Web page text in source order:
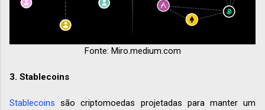
Fonte: Miro.medium.com
3. Stablecoins
Stablecoinssão criptomoedas projetadas para manter um